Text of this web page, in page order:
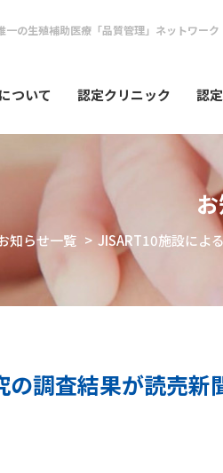
一の生殖補助医療「品質管理」ネットワーク
ついて 認定クリニック 認
知らせ一覧 > JISART10施設によ
調査結果が読売新